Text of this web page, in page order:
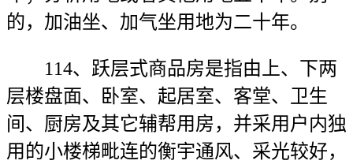
的，加油坐、加气坐用地为二十年。
114、跃层式商品房是指由上、下两
层楼盘面、卧室、起居室、客堂、卫生
间、厨房及其它辅帮用房，并采用户内独
用的小楼梯毗连的衡宇通风、采光较好，